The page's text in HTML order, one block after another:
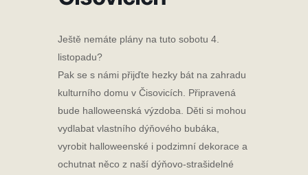
Ještě nemáte plány na tuto sobotu 4.
listopadu?
Pak se s námi přijďte hezky bát na zahradu
kulturního domu v Čisovicích. Připravená
bude halloweenská výzdoba. Děti si mohou
vydlabat vlastního dýňového bubáka,
vyrobit halloweenské i podzimní dekorace a
ochutnat něco z naší dýňovo-strašidelné